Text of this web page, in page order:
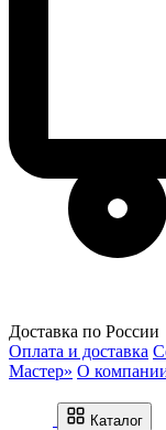
Доставка по России
Оплата и доставка
Мастер» О
Каталог